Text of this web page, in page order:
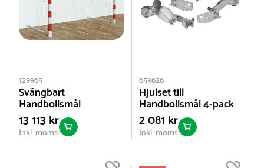
129965
Svängbart
Handbollsmål
13 113 kr
Inkl. moms
653626
Hjulset till
Handbollsmål 4-pack
2 081 kr
Inkl. moms